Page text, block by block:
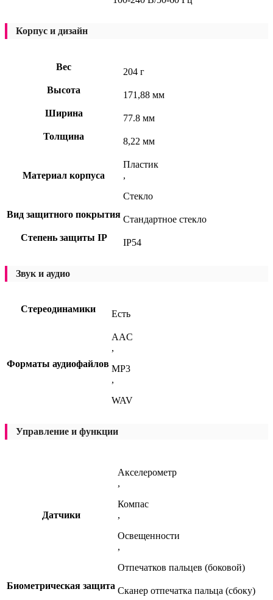
Корпус и дизайн
Вес
204 г
Высота
171,88 мм
Ширина
77.8 мм
Толщина
8,22 мм
Материал корпуса
Пластик
,
Стекло
Вид защитного покрытия Стандартное стекло
Степень защиты IP
IP54
Звук и аудио
Стереодинамики Есть
Форматы аудиофайлов
AAC
,
MP3
,
WAV
Управление и функции
Датчики
Акселерометр
,
Компас
,
Освещенности
,
Отпечатков пальцев (боковой)
Биометрическая защита Сканер отпечатка пальца (сбоку)